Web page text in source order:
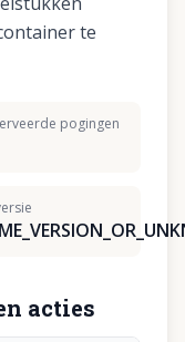
te
pogingen
acties